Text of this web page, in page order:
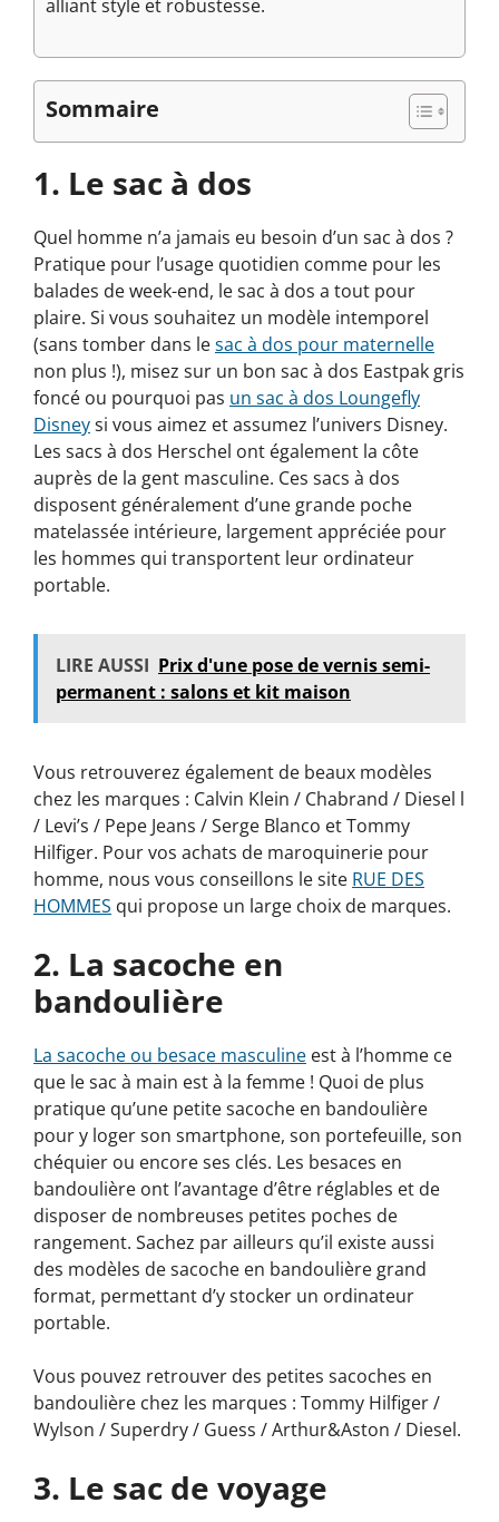
alliant style et robustesse.
Sommaire
1. Le sac à dos
Quel homme n’a jamais eu besoin d’un sac à dos ?
Pratique pour l’usage quotidien comme pour les
balades de week-end, le sac à dos a tout pour
plaire. Si vous souhaitez un modèle intemporel
(sans tomber dans lesac à dos pour maternelle
non plus !), misez sur un bon sac à dos Eastpak gris
foncé ou pourquoi pas un sac à dos Loungefly
Disneysi vous aimez et assumez l’univers Disney.
Les sacs à dos Herschel ont également la côte
auprès de la gent masculine. Ces sacs à dos
disposent généralement d’une grande poche
matelassée intérieure, largement appréciée pour
les hommes qui transportent leur ordinateur
portable.
LIRE AUSSI Prix d'une pose de vernis semi-
permanent : salons et kit maison
Vous retrouverez également de beaux modèles
chez les marques : Calvin Klein / Chabrand / Diesel l
/ Levi’s / Pepe Jeans / Serge Blanco et Tommy
Hilfiger. Pour vos achats de maroquinerie pour
homme, nous vous conseillons le site RUE DES
HOMMES qui propose un large choix de marques.
2. La sacoche en
bandoulière
La sacoche ou besace masculine est à l’homme ce
que le sac à main est à la femme ! Quoi de plus
pratique qu’une petite sacoche en bandoulière
pour y loger son smartphone, son portefeuille, son
chéquier ou encore ses clés. Les besaces en
bandoulière ont l’avantage d’être réglables et de
disposer de nombreuses petites poches de
rangement. Sachez par ailleurs qu’il existe aussi
des modèles de sacoche en bandoulière grand
format, permettant d’y stocker un ordinateur
portable.
Vous pouvez retrouver des petites sacoches en
bandoulière chez les marques : Tommy Hilfiger /
Wylson / Superdry / Guess / Arthur&Aston / Diesel.
3. Le sac de voyage